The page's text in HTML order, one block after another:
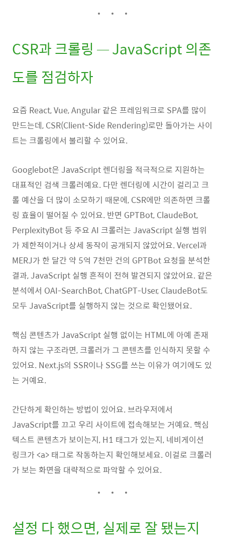
CSR과 크롤링 — JavaScript 의존
도를 점검하자
요즘 React, Vue, Angular 같은 프레임워크로 SPA를 많이
만드는데, CSR(Client-Side Rendering)로만 돌아가는 사이
트는 크롤링에서 불리할 수 있어요.
Googlebot은 JavaScript 렌더링을 적극적으로 지원하는
대표적인 검색 크롤러예요. 다만 렌더링에 시간이 걸리고 크
롤 예산을 더 많이 소모하기 때문에, CSR에만 의존하면 크롤
링 효율이 떨어질 수 있어요. 반면 GPTBot, ClaudeBot,
PerplexityBot 등 주요 AI 크롤러는 JavaScript 실행 범위
가 제한적이거나 상세 동작이 공개되지 않았어요. Vercel과
MERJ가 한 달간 약 5억 7천만 건의 GPTBot 요청을 분석한
결과, JavaScript 실행 흔적이 전혀 발견되지 않았어요. 같은
분석에서 OAI-SearchBot, ChatGPT-User, ClaudeBot도
모두 JavaScript를 실행하지 않는 것으로 확인됐어요.
핵심 콘텐츠가 JavaScript 실행 없이는 HTML에 아예 존재
하지 않는 구조라면, 크롤러가 그 콘텐츠를 인식하지 못할 수
있어요. Next.js의 SSR이나 SSG를 쓰는 이유가 여기에도 있
는 거예요.
간단하게 확인하는 방법이 있어요. 브라우저에서
JavaScript를 끄고 우리 사이트에 접속해보는 거예요. 핵심
텍스트 콘텐츠가 보이는지, H1 태그가 있는지, 네비게이션
링크가 <a> 태그로 작동하는지 확인해보세요. 이걸로 크롤러
가 보는 화면을 대략적으로 파악할 수 있어요.
설정 다 했으면, 실제로 잘 됐는지